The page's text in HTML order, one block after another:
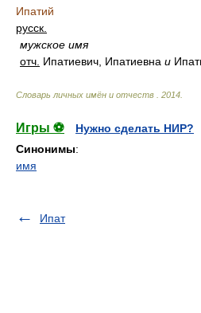
Ипатий
русск.
мужское имя
отч. Ипатиевич, Ипатиевна и
Словарь личных имён и отчеств 2014
Игры ⚽
Нужно сделать НИР?
Синонимы:
имя
Ипат